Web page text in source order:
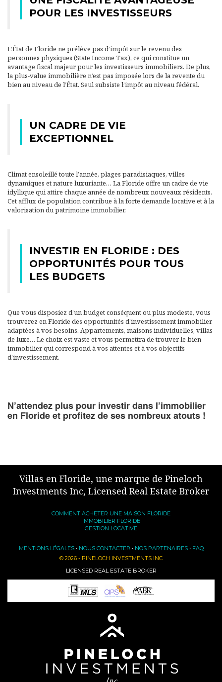
POUR LES INVESTISSEURS
L’État de Floride ne prélève pas d’impôt sur le revenu des
personnes physiques (State Income Tax), ce qui constitue un
avantage fiscal majeur pour les investisseurs immobiliers. De plus,
la plus-value immobilière n’est pas imposée lors de la revente du
bien au niveau de l’État. Seul subsiste l’impôt au niveau fédéral.
UN CADRE DE VIE
EXCEPTIONNEL
Climat ensoleillé toute l’année, plages paradisiaques, villes
dynamiques et nature luxuriante… La Floride offre un cadre de vie
idyllique qui attire chaque année de nombreux nouveaux résidents.
Cet afflux de population contribue à la forte demande locative et à la
valorisation du patrimoine immobilier.
INVESTIR EN FLORIDE : DES
OPPORTUNITÉS POUR TOUS
LES BUDGETS
Que vous disposiez d’un budget conséquent ou plus modeste, vous
trouverez en Floride des opportunités d’investissement immobilier
adaptées à vos besoins. Appartements, maisons individuelles, villas
de luxe… Le choix est vaste et vous permettra de trouver le bien
immobilier qui correspond à vos attentes et à vos objectifs
d’investissement.
N’attendez plus pour investir dans l’immobilier
en Floride et profitez de ses nombreux atouts !
Villas en Floride, une marque de Pineloch
Investments Inc, Licensed Real Estate Broker
COMMENT ACHETER UNE MAISON FLORIDE
IMMOBILIER FLORIDE
GESTION LOCATIVE
MENTIONS LÉGALES• NOUS CONTACTER • NOS PARTENAIRES• FAQ
© 2026 - PINELOCH INVESTMENTS INC
LICENSED REAL ESTATE BROKER